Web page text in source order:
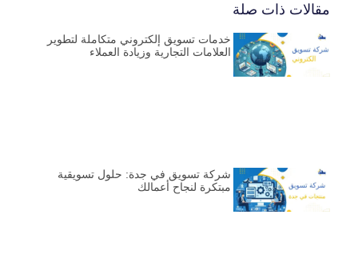
مقالات ذات صلة
خدمات تسويق إلكتروني متكاملة لتطوير
العلامات التجارية وزيادة العملاء
شركة تسويق في جدة: حلول تسويقية
مبتكرة لنجاح أعمالك